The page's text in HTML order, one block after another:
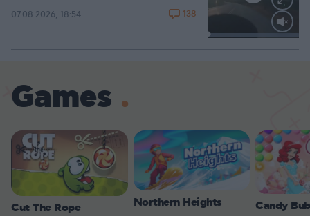
Loaded:
07.08.2026, 18:54 138
Games
Cut The Rope Northern Heights Candy